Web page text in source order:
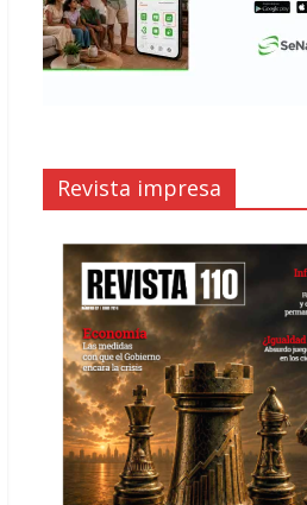
Revista impresa